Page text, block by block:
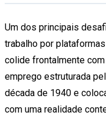
Um dos principais
trabalho por
colide frontalmente
emprego estruturada
década de 1940 e
com uma realidade